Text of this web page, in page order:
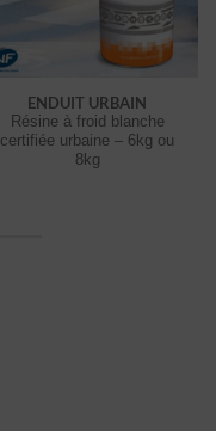
ENDUIT URBAIN
Résine à froid blanche
certifiée urbaine – 6kg ou
8kg